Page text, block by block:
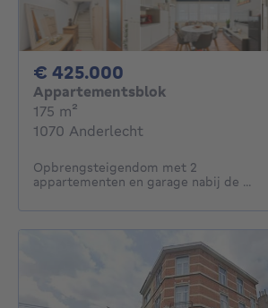
€ 425.000
Appartementsblok
175 m²
1070 Anderlecht
Opbrengsteigendom met 2
appartementen en garage nabij de ...